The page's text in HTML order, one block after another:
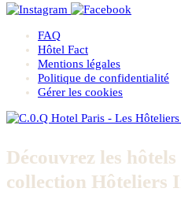
FAQ
Hôtel Fact
Mentions légales
Politique de confidentialité
Gérer les cookies
Découvrez les
collection Hôteliers